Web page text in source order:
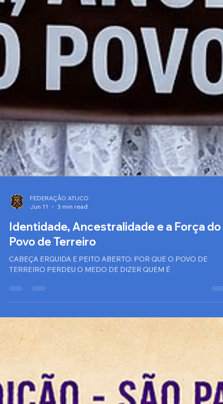
FEDERAÇÃO ATUCO
Jun 11
3 min read